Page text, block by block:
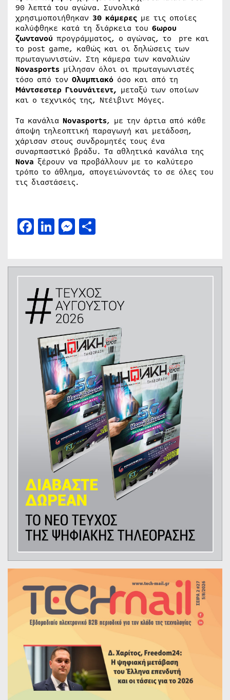
90 λεπτά του αγώνα. Συνολικά
χρησιμοποιήθηκαν 30 κάμερες με τις οποίες
καλύφθηκε κατά τη διάρκεια του 6ωρου
ζωντανού προγράμματος, ο αγώνας, το pre και
το post game, καθώς και οι δηλώσεις των
πρωταγωνιστών. Στη κάμερα των καναλιών
Novasports μίλησαν όλοι οι πρωταγωνιστές
τόσο από τον Ολυμπιακό όσο και από τη
Μάντσεστερ Γιουνάιτεντ, μεταξύ των οποίων
και ο τεχνικός της, Ντέιβιντ Μόγες.
Τα κανάλια Novasports, με την άρτια από κάθε
άποψη τηλεοπτική παραγωγή και μετάδοση,
χάρισαν στους συνδρομητές τους ένα
συναρπαστικό βράδυ. Τα αθλητικά κανάλια της
Nova ξέρουν να προβάλλουν με το καλύτερο
τρόπο το άθλημα, απογειώνοντάς το σε όλες του
τις διαστάσεις.
Facebook
LinkedIn
Messenger